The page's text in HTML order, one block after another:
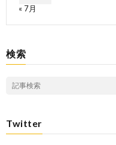
« 7月
検索
Twitter